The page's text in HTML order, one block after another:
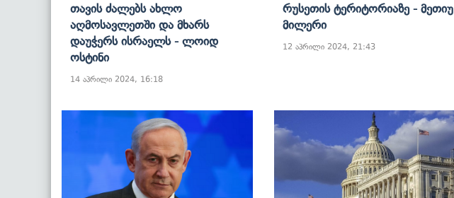
Თავის Ძალებს Ახლო
Აღმოსავლეთში Და Მხარს
Დაუჭერს Ისრაელს - Ლოიდ
Ოსტინი
14 აპრილი 2024, 16:18
Რუსეთის Ტერიტორიაზე - Მეთიუ
Მილერი
12 აპრილი 2024, 21:43